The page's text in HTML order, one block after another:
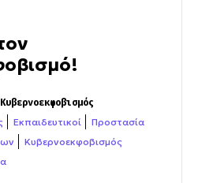
Κυβερνοεκφοβισμός
Εκπαιδευτικοί
Προστασία
Κυβερνοεκφοβισμός